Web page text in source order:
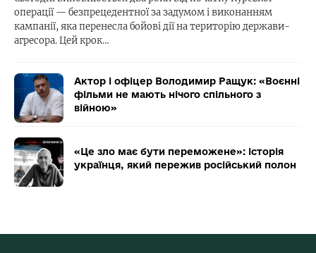
операції — безпрецедентної за задумом і виконанням
кампанії, яка перенесла бойові дії на територію держави-
агресора. Цей крок…
Актор і офіцер Володимир Ращук: «Воєнні
фільми не мають нічого спільного з
війною»
«Це зло має бути переможене»: історія
українця, який пережив російський полон